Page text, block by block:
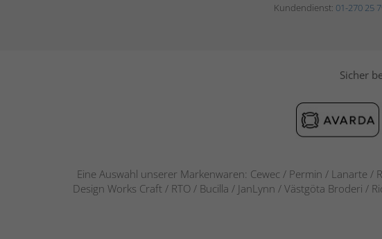
Kundendienst: 01-270 25
Sicher
Eine Auswahl unserer Markenwaren: Cewec / Permin / Lanarte /
Design Works Craft / RTO / Bucilla / JanLynn / Västgöta Broderi /